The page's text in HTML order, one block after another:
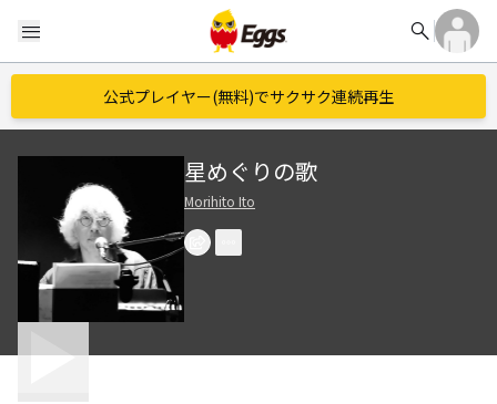
menu search
公式プレイヤー(無料)でサクサク連続再生
星めぐりの歌
Morihito Ito